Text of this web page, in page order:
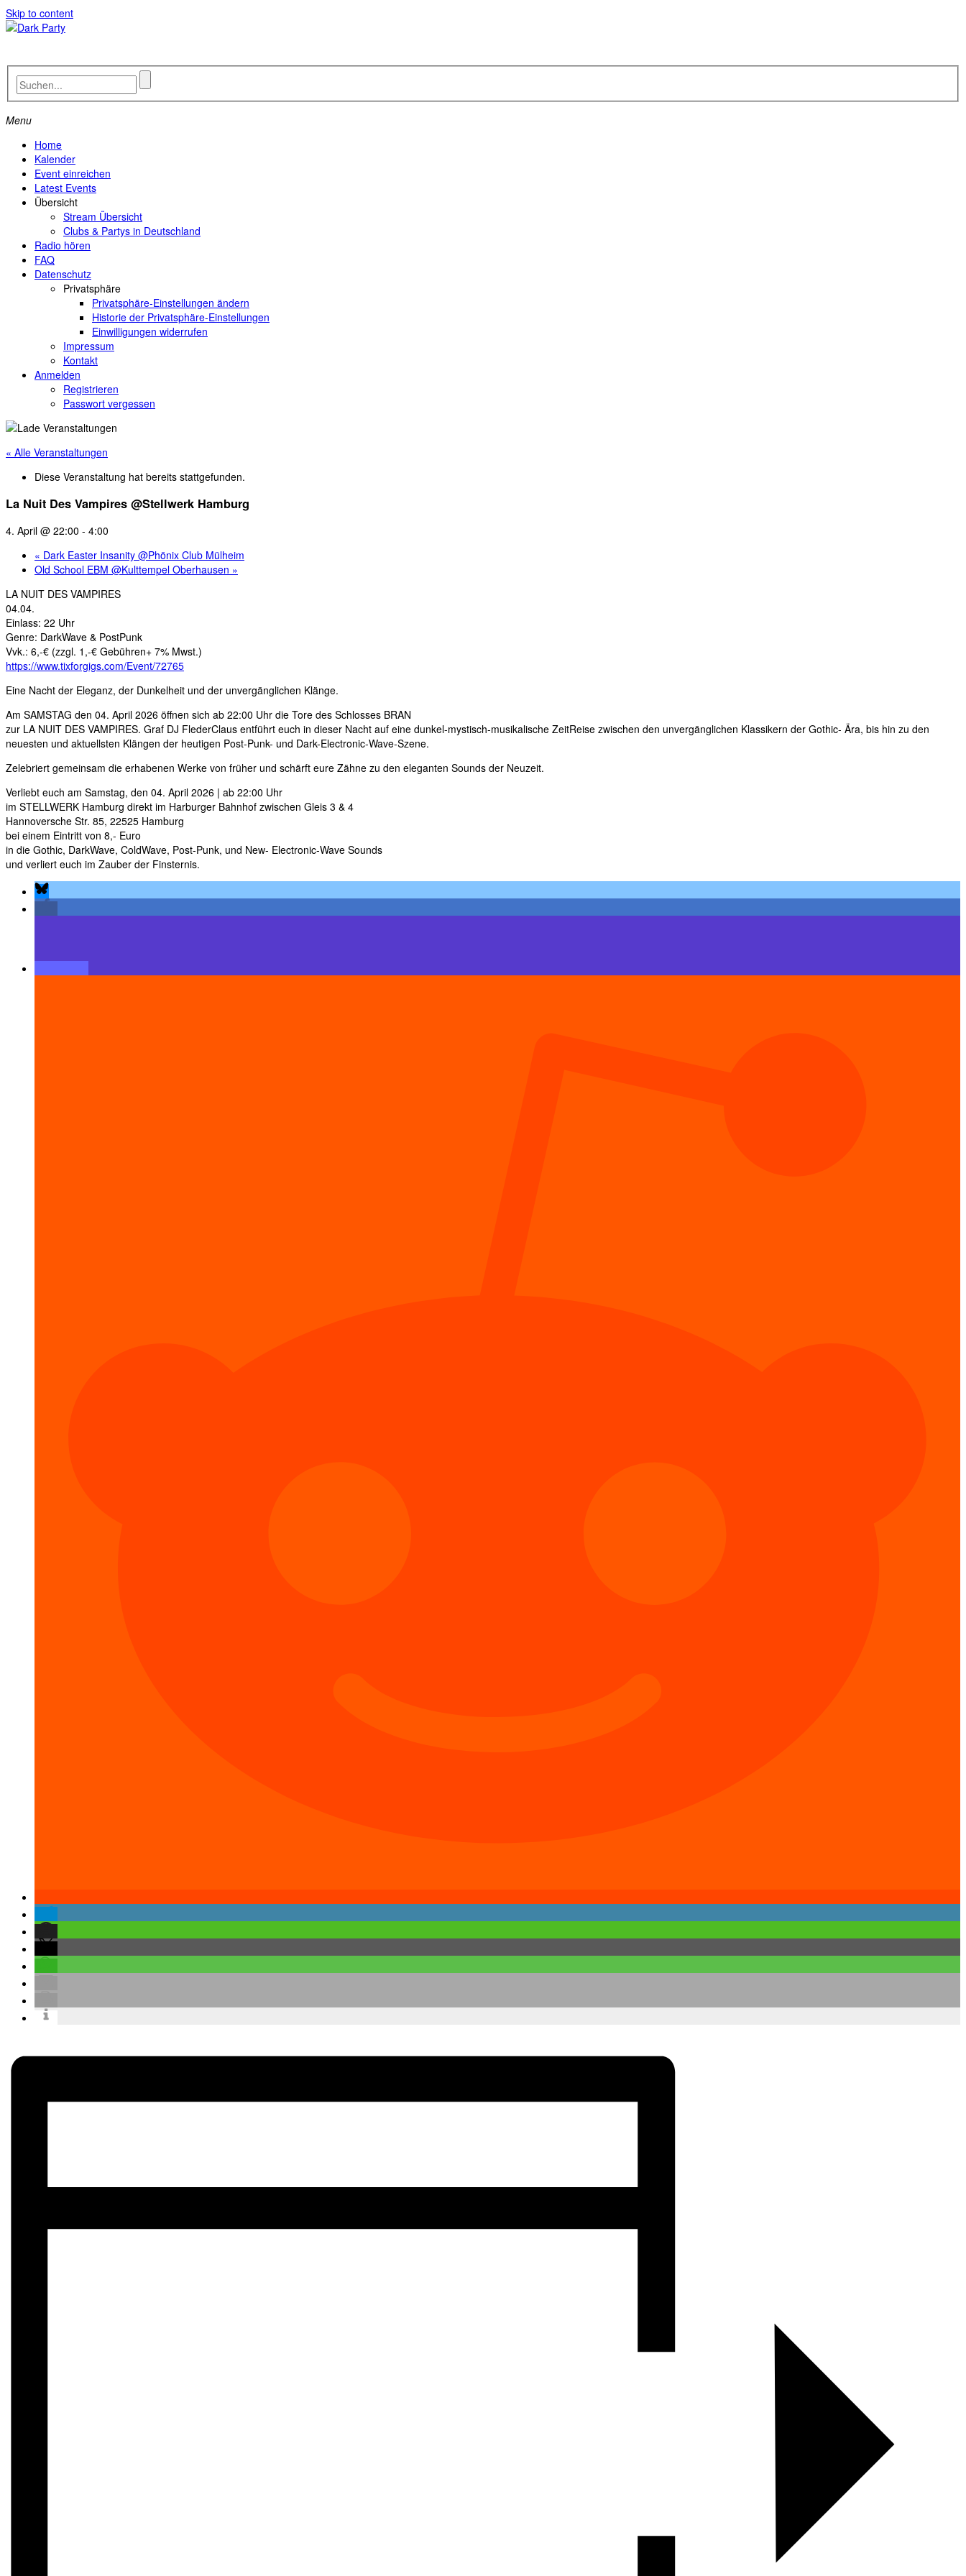
Skip to content
Menu
Home
Kalender
Event einreichen
Latest Events
Übersicht
Stream Übersicht
Clubs & Partys in Deutschland
Radio hören
FAQ
Datenschutz
Privatsphäre
Privatsphäre-Einstellungen ändern
Historie der Privatsphäre-Einstellungen
Einwilligungen widerrufen
Impressum
Kontakt
Anmelden
Registrieren
Passwort vergessen
« Alle Veranstaltungen
Diese Veranstaltung hat bereits stattgefunden.
La Nuit Des Vampires @Stellwerk Hamburg
4. April @ 22:00 - 4:00
« Dark Easter Insanity @Phönix Club Mülheim
Old School EBM @Kulttempel Oberhausen »
LA NUIT DES VAMPIRES
04.04.
Einlass: 22 Uhr
Genre: DarkWave & PostPunk
Vvk.: 6,-€ (zzgl. 1,-€ Gebühren+ 7% Mwst.)
https://www.tixforgigs.com/Event/72765
Eine Nacht der Eleganz, der Dunkelheit und der unvergänglichen Klänge.
Am SAMSTAG den 04. April 2026 öffnen sich ab 22:00 Uhr die Tore des Schlosses BRAN
zur LA NUIT DES VAMPIRES. Graf DJ FlederClaus entführt euch in dieser Nacht auf eine dunkel-mystisch-musikalische ZeitReise zwischen den unvergänglichen Klassikern der Gothic- Ära, bis hin zu den
neuesten und aktuellsten Klängen der heutigen Post-Punk- und Dark-Electronic-Wave-Szene.
Zelebriert gemeinsam die erhabenen Werke von früher und schärft eure Zähne zu den eleganten Sounds der Neuzeit.
Verliebt euch am Samstag, den 04. April 2026 | ab 22:00 Uhr
im STELLWERK Hamburg direkt im Harburger Bahnhof zwischen Gleis 3 & 4
Hannoversche Str. 85, 22525 Hamburg
bei einem Eintritt von 8,- Euro
in die Gothic, DarkWave, ColdWave, Post-Punk, und New- Electronic-Wave Sounds
und verliert euch im Zauber der Finsternis.